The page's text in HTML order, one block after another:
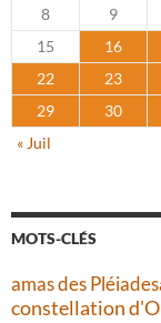
8 9
15
16
22
23
29
30
« Juil
MOTS-CLÉS
amas des Pléiades
constellation